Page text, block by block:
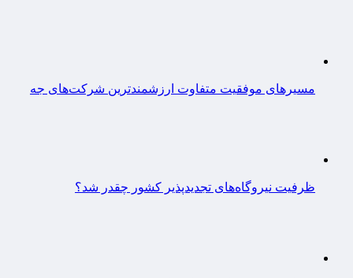
مسیرهای موفقیت متفاوت ارزشمندترین شرکت‌های جه
ظرفیت نیروگاه‌های تجدیدپذیر کشور چقدر شد؟